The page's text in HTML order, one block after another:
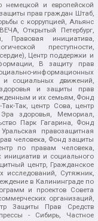
немецкой и европейской
прав граждан Штаб,
с коррупцией, Альянс
Открытый Петербург,
Правовая инициатива,
преступности,
Центр поддержки и
В защиту прав
информационных
и социальных движений,
и защиты прав
и их семьям, Фонд
Так, центр Сова, центр
здоровья, Мемориал,
Парк Гагарина, Фонд
правозащитная
человека, Фонд защиты
по правам человека,
инициатив и социального
центр, Гражданское
исследований, Сутяжник,
в Калининграде по
и проектов Совета
организаций,
Защиты Прав Средств
- Сибирь, Частное